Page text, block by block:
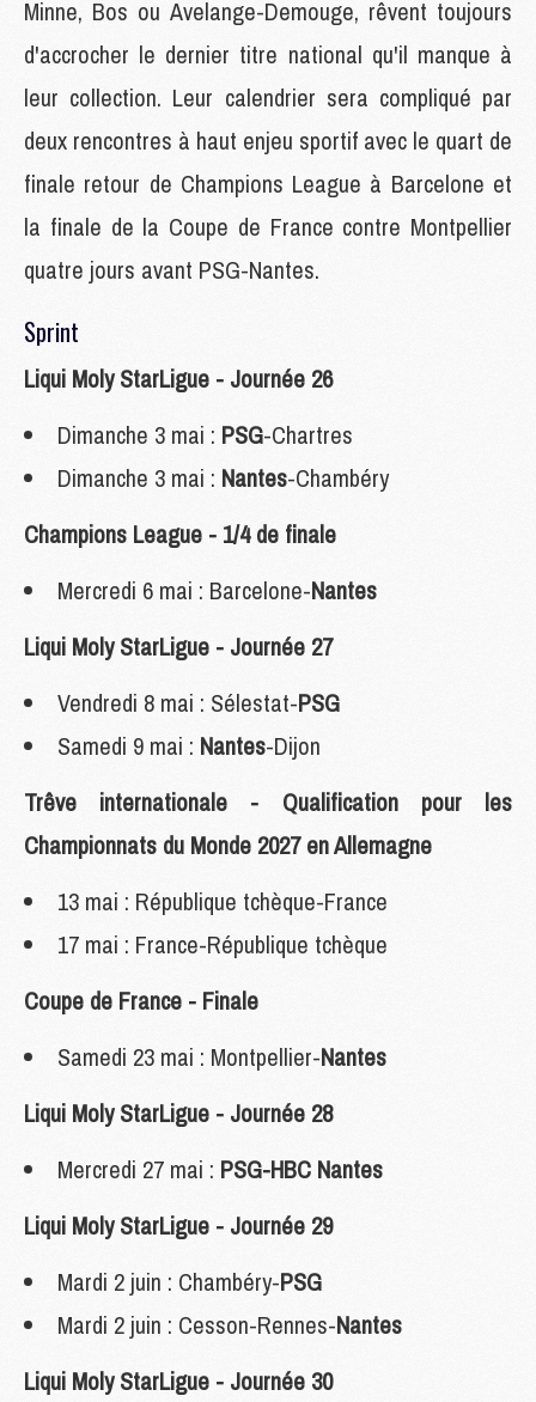
Minne, Bos ou Avelange-Demouge, rêvent toujours
d'accrocher le dernier titre national qu'il manque à
leur collection. Leur calendrier sera compliqué par
deux rencontres à haut enjeu sportif avec le quart de
finale retour de Champions League à Barcelone et
la finale de la Coupe de France contre Montpellier
quatre jours avant PSG-Nantes.
Sprint
Liqui Moly StarLigue - Journée 26
Dimanche 3 mai : PSG-Chartres
Dimanche 3 mai : Nantes-Chambéry
Champions League - 1/4 de finale
Mercredi 6 mai : Barcelone-Nantes
Liqui Moly StarLigue - Journée 27
Vendredi 8 mai : Sélestat-PSG
Samedi 9 mai : Nantes-Dijon
Trêve internationale - Qualification pour les
Championnats du Monde 2027 en Allemagne
13 mai : République tchèque-France
17 mai : France-République tchèque
Coupe de France - Finale
Samedi 23 mai : Montpellier-Nantes
Liqui Moly StarLigue - Journée 28
Mercredi 27 mai : PSG-HBC Nantes
Liqui Moly StarLigue - Journée 29
Mardi 2 juin : Chambéry-PSG
Mardi 2 juin : Cesson-Rennes-Nantes
Liqui Moly StarLigue - Journée 30